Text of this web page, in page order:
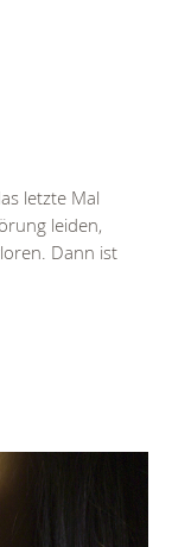
letzte Mal
leiden,
Dann ist